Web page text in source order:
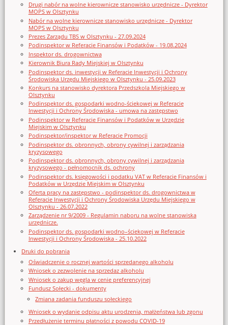
Drugi nabór na wolne kierownicze stanowisko urzędnicze - Dyrektor
MOPS w Olsztynku
Nabór na wolne kierownicze stanowisko urzędnicze - Dyrektor
MOPS w Olsztynku
Prezes Zarządu TBS w Olsztynku - 27.09.2024
Podinspektor w Referacie Finansów i Podatków - 19.08.2024
Inspektor ds. drogownictwa
Kierownik Biura Rady Miejskiej w Olsztynku
Podinspektor ds. inwestycji w Referacie Inwestycji i Ochrony
Środowiska Urzędu Miejskiego w Olsztynku - 25.09.2023
Konkurs na stanowisko dyrektora Przedszkola Miejskiego w
Olsztynku
Podinspektor ds. gospodarki wodno-ściekowej w Referacie
Inwestycji i Ochrony Środowiska - umowa na zastępstwo
Podinspektor w Referacie Finansów i Podatków w Urzędzie
Miejskim w Olsztynku
Podinspektor/inspektor w Referacie Promocji
Podinspektor ds. obronnych, obrony cywilnej i zarządzania
kryzysowego
Podinspektor ds. obronnych, obrony cywilnej i zarządzania
kryzysowego - pełnomocnik ds. ochrony
Podinspektor ds. księgowości i podatku VAT w Referacie Finansów i
Podatków w Urzędzie Miejskim w Olsztynku
Oferta pracy na zastępstwo - podinspektor ds. drogownictwa w
Referacie Inwestycji i Ochrony Środowiska Urzędu Miejskiego w
Olsztynku - 26.07.2022
Zarządzenie nr 9/2009 - Regulamin naboru na wolne stanowiska
urzędnicze.
Podinspektor ds. gospodarki wodno–ściekowej w Referacie
Inwestycji i Ochrony Środowiska - 25.10.2022
Druki do pobrania
Oświadczenie o rocznej wartości sprzedanego alkoholu
Wniosek o zezwolenie na sprzedaz alkoholu
Wniosek o zakup węgla w cenie preferencyjnej
Fundusz Sołecki - dokumenty
Zmiana zadania funduszu sołeckiego
Wniosek o wydanie odpisu aktu urodzenia, małżeństwa lub zgonu
Przedłużenie terminu płatności z powodu COVID-19